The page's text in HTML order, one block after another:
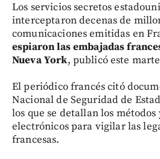
Los servicios secretos
interceptaron decenas de
comunicaciones emitidas en
espiaron las embajadas
Nueva York, publicó este
El periódico francés citó
Nacional de Seguridad de
los que se detallan los
electrónicos para vigilar las
francesas.